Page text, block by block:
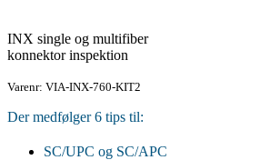
INX single og multifiber
konnektor inspektion
Varenr: VIA-INX-760-KIT2
Dermedfølger 6 tips til:
SC/UPC og SC/APC